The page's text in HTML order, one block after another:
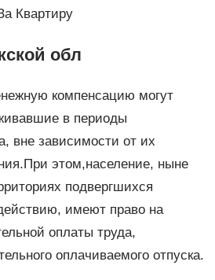
Квартиру
обл
компенсацию могут
в периоды
вне зависимости от их
этом,население, ныне
подвергшихся
имеют право на
оплаты труда,
оплачиваемого отпуска.